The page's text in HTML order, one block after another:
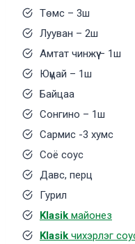
Төмс – 3ш
Лууван – 2ш
Амтат чинжүү – 1ш
Юүцай – 1ш
Байцаа
Сонгино – 1ш
Сармис -3 хумс
Соё соус
Давс, перц
Гурил
Klasik майонез
Klasik чихэрлэг